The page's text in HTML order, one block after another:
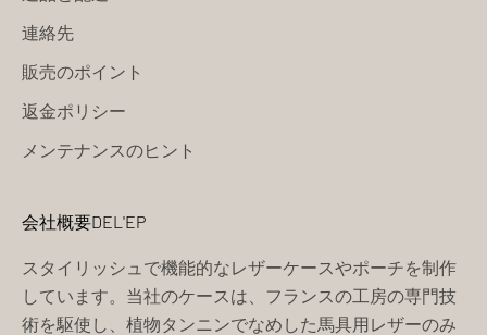
連絡先
販売のポイント
返金ポリシー
メンテナンスのヒント
会社概要DEL'EP
スタイリッシュで機能的なレザーケースやポーチを制作
しています。当社のケースは、フランスの工房の専門技
術を駆使し、植物タンニンでなめした馬具用レザーのみ